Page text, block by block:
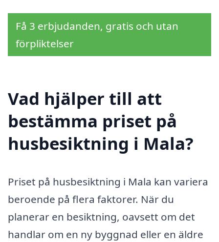
Få 3 erbjudanden, gratis och utan
förpliktelser
Vad hjälper till att
bestämma priset på
husbesiktning i Mala?
Priset på husbesiktning i Mala kan variera
beroende på flera faktorer. När du
planerar en besiktning, oavsett om det
handlar om en ny byggnad eller en äldre